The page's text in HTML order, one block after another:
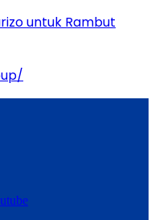
untuk Rambut